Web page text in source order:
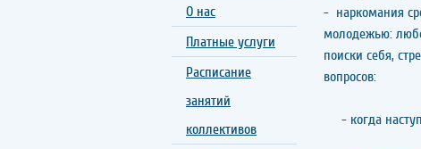
О нас
Платные услуги
Расписание
занятий
коллективов
- наркомания
молодежью:
поиски себя,
вопросов:
- когда